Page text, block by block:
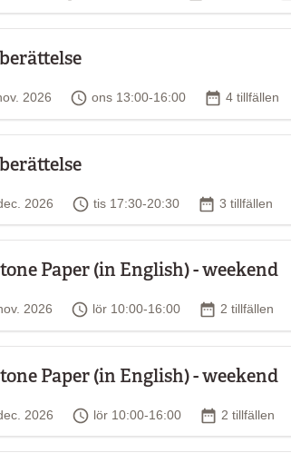
2026 Tid
ons 13:00-16:00 Antal
4 tillfällen
2026 Tid
tis 17:30-20:30 Antal tillfällen
3 tillfällen
Paper (in English) - weekend
2026 Tid
lör 10:00-16:00 Antal tillfällen
2 tillfällen
Paper (in English) - weekend
2026 Tid
lör 10:00-16:00 Antal tillfällen
2 tillfällen